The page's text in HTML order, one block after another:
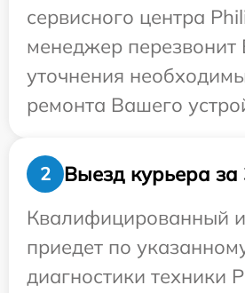
сервисного центра
менеджер перезвонит
уточнения
ремонта Вашего
2
Выезд курьера за
Квалифицированный
приедет по
диагностики техники